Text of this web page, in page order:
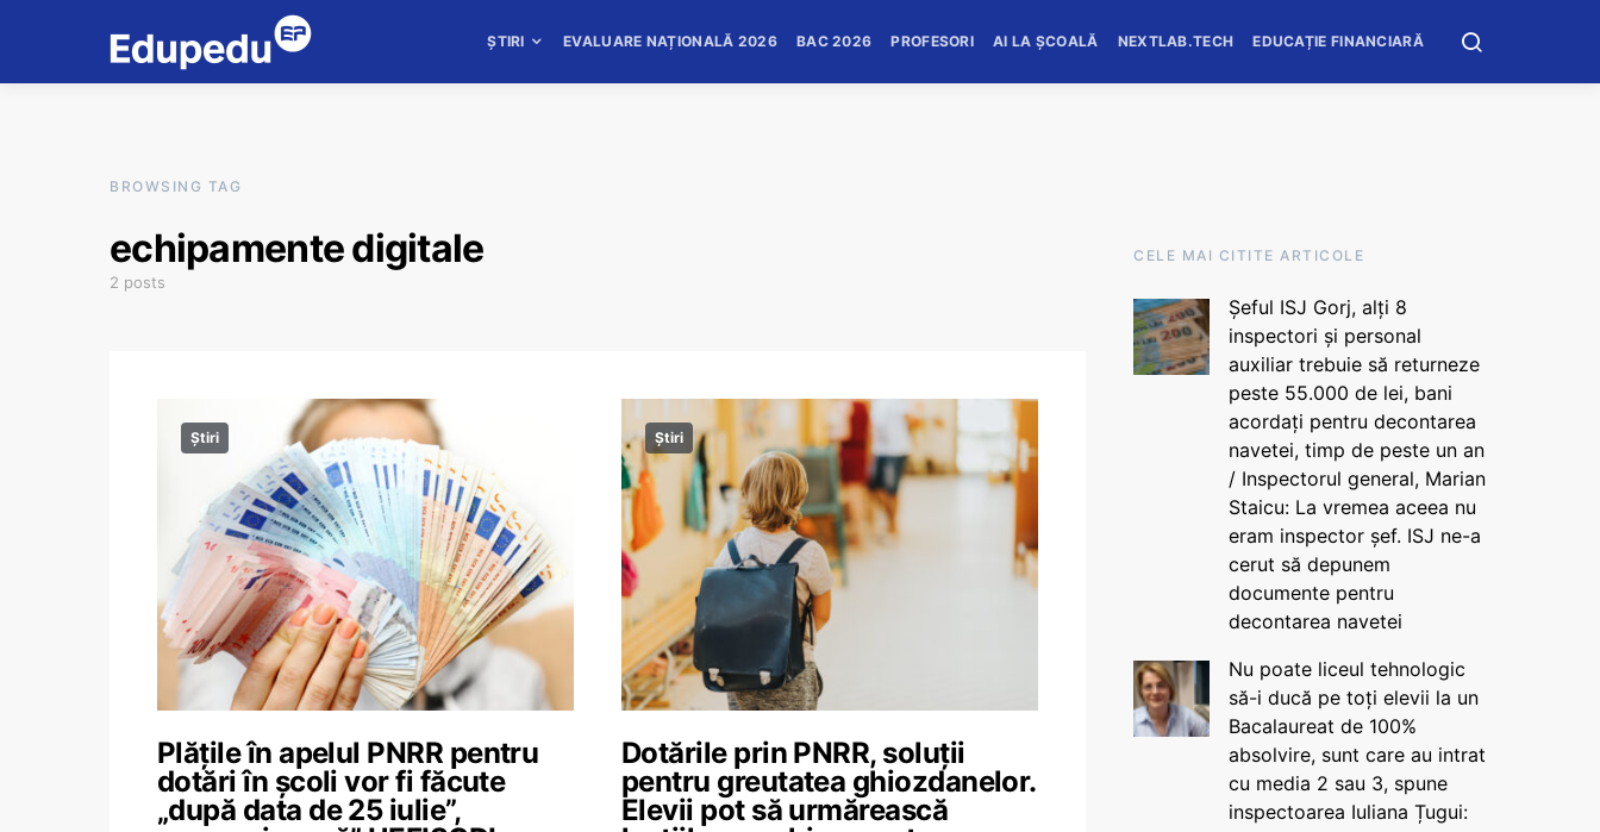
ȘTIRI EVALUARE NAȚIONALĂ 2026 BAC 2026 PROFESORI AI LA ȘCOALĂ NEXTLAB.TECH EDUCAȚIE FINANCIARĂ
BROWSING TAG
echipamente digitale
2 posts
Știri
Plățile în apelul PNRR pentru
dotări în școli vor fi făcute
„după data de 25 iulie”,
Știri
Dotările prin PNRR, soluții
pentru greutatea ghiozdanelor.
Elevii pot să urmărească
CELE MAI CITITE ARTICOLE
Șeful ISJ Gorj, alți 8
inspectori și personal
auxiliar trebuie să returneze
peste 55.000 de lei, bani
acordați pentru decontarea
navetei, timp de peste un an
/ Inspectorul general, Marian
Staicu: La vremea aceea nu
eram inspector șef. ISJ ne-a
cerut să depunem
documente pentru
decontarea navetei
Nu poate liceul tehnologic
să-i ducă pe toți elevii la un
Bacalaureat de 100%
absolvire, sunt care au intrat
cu media 2 sau 3, spune
inspectoarea Iuliana Țugui: